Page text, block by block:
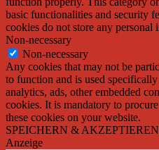
basic functionalities and security
cookies do not store any personal
Non-necessary
Non-necessary
Any cookies that may not be
to function and is used
analytics, ads, other embedded
cookies. It is mandatory to
these cookies on your website.
SPEICHERN & AKZEPTIEREN
Anzeige